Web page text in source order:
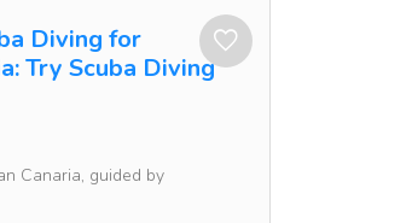
Diving for
Try Scuba Diving
Canaria, guided by